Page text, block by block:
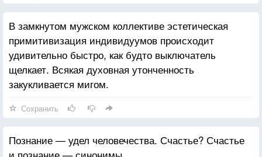
В замкнутом мужском коллективе эстетическая
примитивизация индивидуумов происходит
удивительно быстро, как будто выключатель
щелкает. Всякая духовная утонченность
закукливается мигом.
Сохранить
Познание — удел человечества. Счастье? Счастье